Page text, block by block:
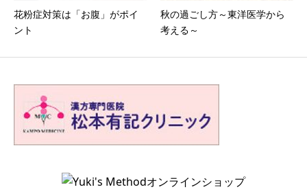
花粉症対策は「お腹」がポイ
ント
秋の過ごし方～東洋医学から
考える～